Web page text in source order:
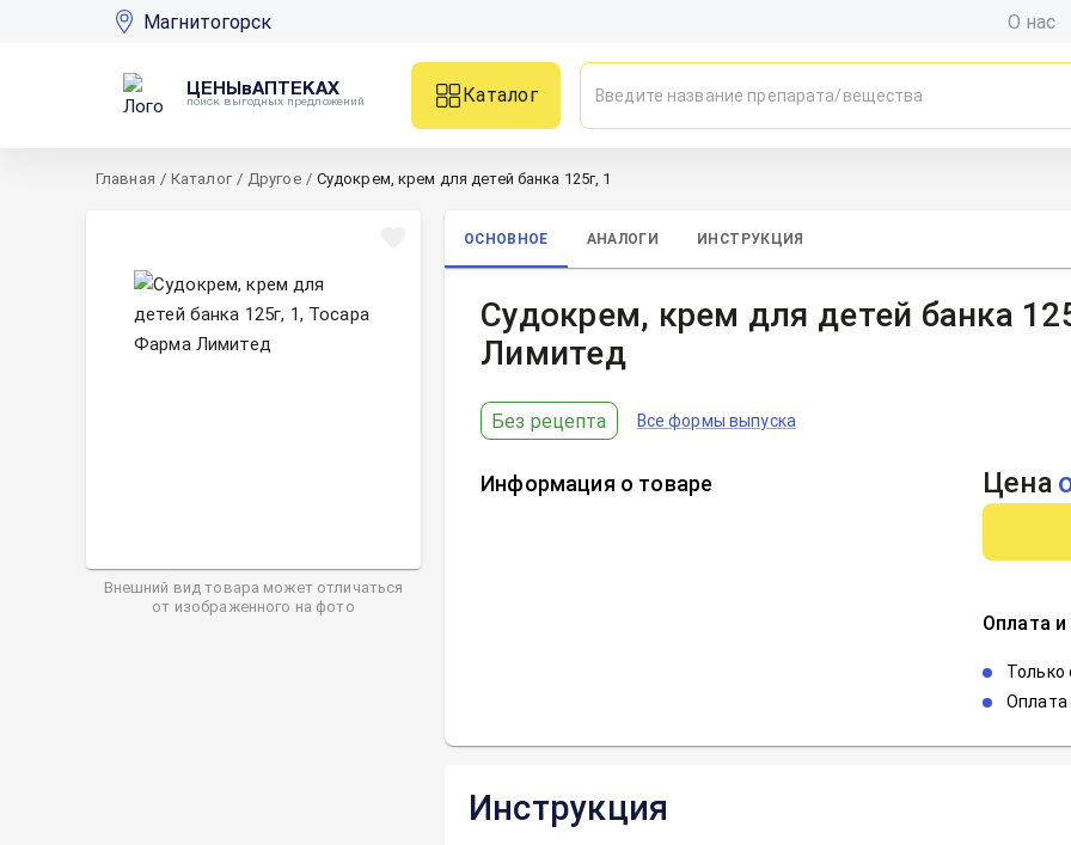
Магнитогорск О нас
ЦЕНЫвАПТЕКАХ
поиск выгодных предложений
Каталог
Главная / Каталог / Другое / Судокрем, крем для детей банка 125г, 1
Внешний вид товара может отличаться
от изображенного на фото
ОСНОВНОЕ АНАЛОГИ ИНСТРУКЦИЯ
Судокрем, крем для детей банка
Лимитед
Без рецепта Все формы выпуска
Информация о товаре Цена
Оплата
Только
Оплата
Инструкция